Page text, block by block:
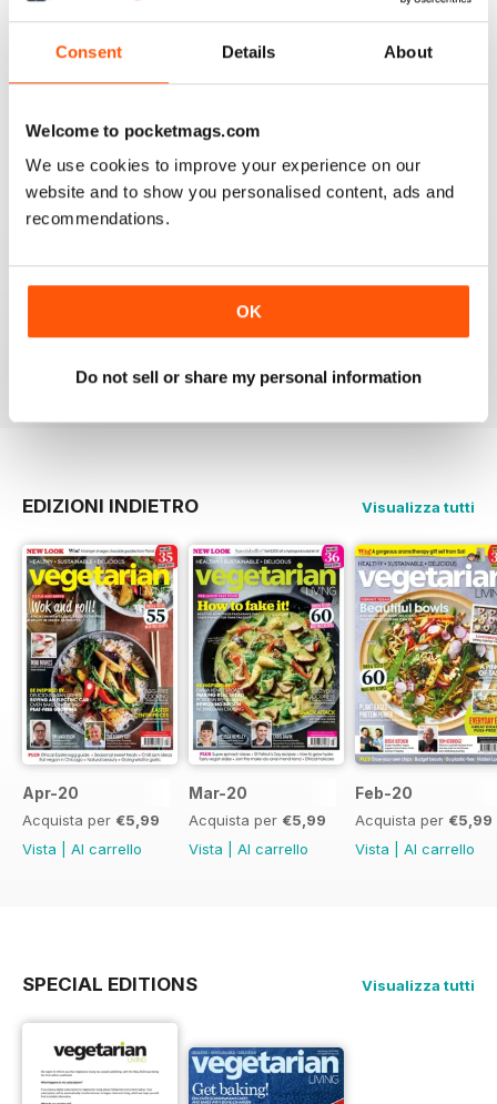
Consent Details About
Welcome to pocketmags.com
We use cookies to improve your experience on our
website and to show you personalised content, ads and
recommendations.
OK
Do not sell or share my personal information
GREAT READ
It is a really good read, with some amazing recipes
green living. I now have lots of new veggie food ideas.
EDIZIONI INDIETRO Visualizza tutti
Apr-20
Acquista per €5,99
Vista
Al carrello
Mar-20
Acquista per €5,99
Vista
Al carrello
Feb-20
Acquista per €5,99
Vista
Al carrello
SPECIAL EDITIONS Visualizza tutti